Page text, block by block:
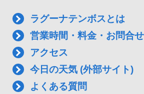
ラグーナテンボスとは
営業時間・料金・お問合せ
アクセス
今日の天気 (外部サイト)
よくある質問